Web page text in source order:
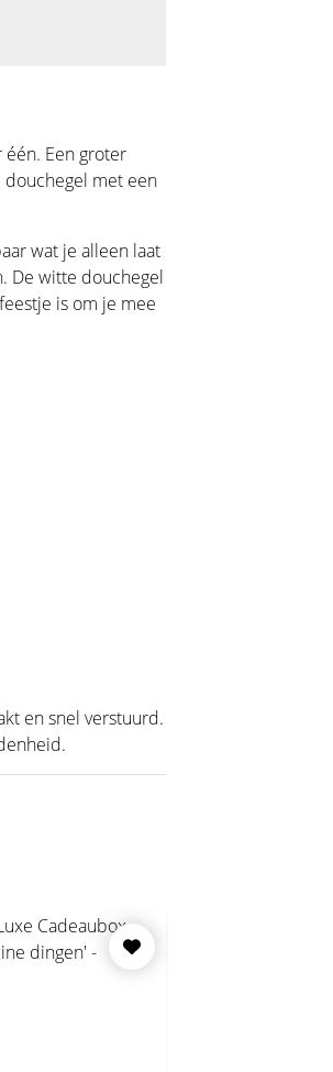
Een groter
met een
wat je alleen laat
De witte douchegel
is om je mee
en snel verstuurd.